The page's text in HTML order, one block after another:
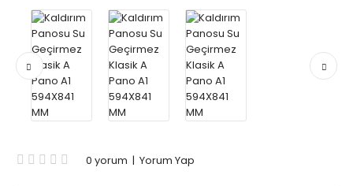
0 yorum | Yorum Yap